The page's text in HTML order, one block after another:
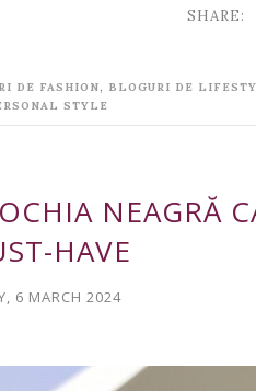
SHARE:
DE FASHION, BLOGURI DE
STYLE
NEAGRĂ
HAVE
6 MARCH 2024